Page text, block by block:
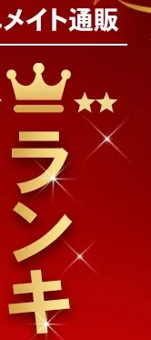
マンガ・ラノベ